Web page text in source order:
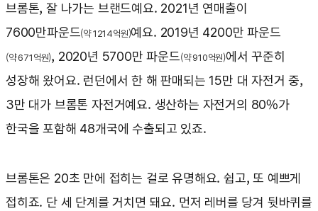
브롬톤, 잘 나가는 브랜드예요. 2021년 연매출이
7600만파운드(약 1214억원)예요. 2019년 4200만 파운드
(약 671억원), 2020년 5700만 파운드(약 910억원)에서 꾸준히
성장해 왔어요. 런던에서 한 해 판매되는 15만 대 자전거 중,
3만 대가 브롬톤 자전거예요. 생산하는 자전거의 80%가
한국을 포함해 48개국에 수출되고 있죠.
브롬톤은 20초 만에 접히는 걸로 유명해요. 쉽고, 또 예쁘게
접히죠. 단 세 단계를 거치면 돼요. 먼저 레버를 당겨 뒷바퀴를